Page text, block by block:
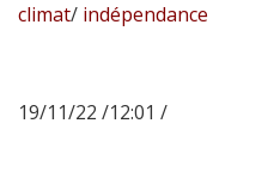
climat/ indépendance
19/11/22 /12:01 /